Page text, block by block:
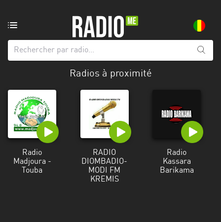
de:
Toutes
Bamako
Koulikoro
Ségou
Sikasso
Radios à proximité
Radio
Madjoura -
Touba
RADIO
DIOMBADIO-
MODI FM
KREMIS
Radio
Kassara
Barikama